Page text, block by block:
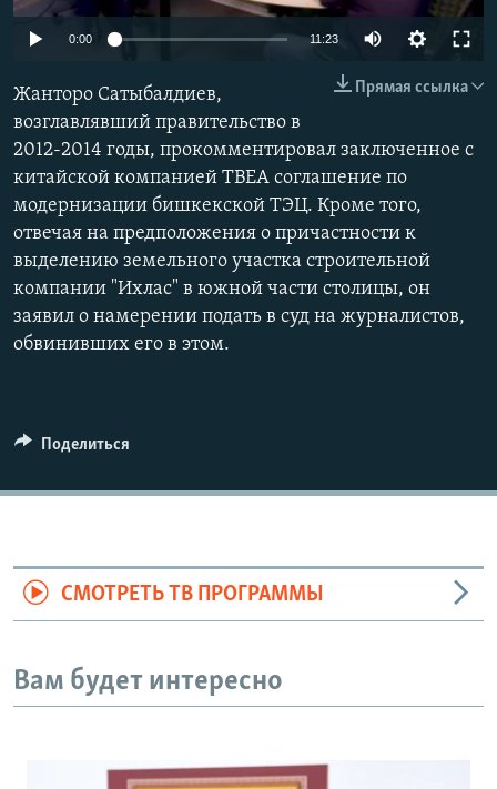
0:00 11:23
Прямая ссылка
Жанторо Сатыбалдиев,
возглавлявший правительство в
2012-2014 годы, прокомментировал заключенное с
китайской компанией ТВЕА соглашение по
модернизации бишкекской ТЭЦ. Кроме того,
отвечая на предположения о причастности к
выделению земельного участка строительной
компании "Ихлас" в южной части столицы, он
заявил о намерении подать в суд на журналистов,
обвинивших его в этом.
Поделиться
СМОТРЕТЬ ТВ ПРОГРАММЫ
Вам будет интересно